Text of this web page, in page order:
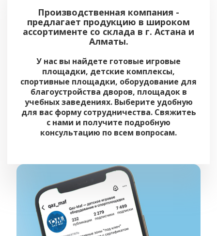
Производственная компания -
предлагает продукцию в широком
ассортименте со склада в г. Астана и
Алматы.
У нас вы найдете готовые игровые
площадки, детские комплексы,
спортивные площадки, оборудование для
благоустройства дворов, площадок в
учебных заведениях. Выберите удобную
для вас форму сотрудничества. Свяжитеь
с нами и получите подробную
консультацию по всем вопросам.